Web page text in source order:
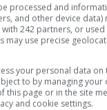
processed and
and other device data)
242 partners, or
may use precise
your personal data
to by managing
this page or in the site
and cookie settings.